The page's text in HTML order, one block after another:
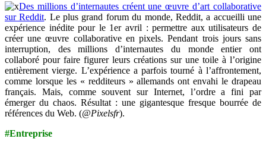
Des millions d’internautes créent une œuvre d’art collaborative
sur Reddit. Le plus grand forum du monde, Reddit, a accueilli une
expérience inédite pour le 1er avril : permettre aux utilisateurs de
créer une œuvre collaborative en pixels. Pendant trois jours sans
interruption, des millions d’internautes du monde entier ont
collaboré pour faire figurer leurs créations sur une toile à l’origine
entièrement vierge. L’expérience a parfois tourné à l’affrontement,
comme lorsque les « redditeurs » allemands ont envahi le drapeau
français. Mais, comme souvent sur Internet, l’ordre a fini par
émerger du chaos. Résultat : une gigantesque fresque bourrée de
références du Web. (@Pixelsfr).
#Entreprise